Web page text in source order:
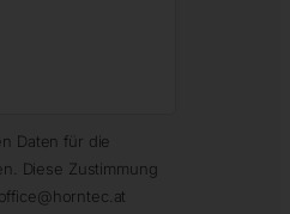
Daten für die
Diese Zustimmung